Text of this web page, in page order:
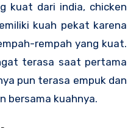
kuat dari india, chicken
kuah pekat karena
rempah yang kuat.
terasa saat pertama
pun terasa empuk dan
bersama kuahnya.